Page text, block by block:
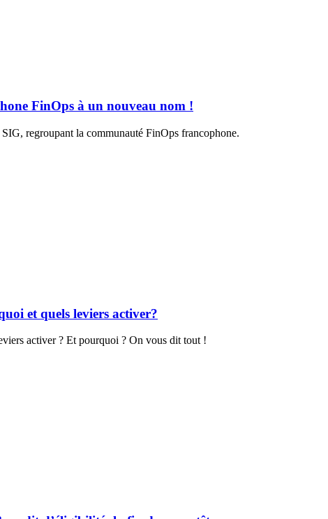
FinOps à un nouveau nom !
regroupant la communauté FinOps francophone.
et quels leviers activer?
activer ? Et pourquoi ? On vous dit tout !